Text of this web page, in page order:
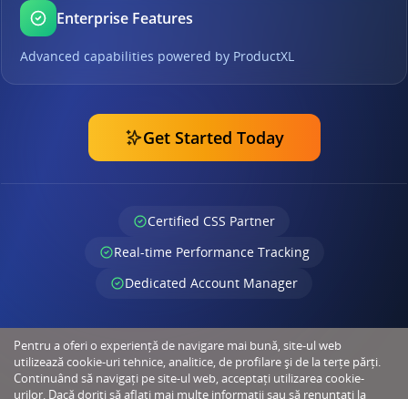
Enterprise Features
Advanced capabilities powered by ProductXL
Get Started Today
Certified CSS Partner
Real-time Performance Tracking
Dedicated Account Manager
Pentru a oferi o experiență de navigare mai bună, site-ul web
utilizează cookie-uri tehnice, analitice, de profilare și de la terțe părți.
Continuând să navigați pe site-ul web, acceptați utilizarea cookie-
urilor. Dacă doriți să aflați mai multe informații sau să renunțați la